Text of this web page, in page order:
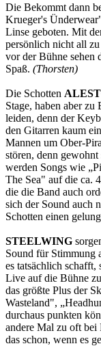
Die Bekommt dann
Krueger's
Linse geboten. Mit
persönlich nicht all
vor der Bühne sehen
Spaß. (Thorsten)
Die Schotten
Stage, haben aber
leiden, denn der
den Gitarren kaum
Mannen um Ober-
stören, denn
werden Songs wie
The Sea" auf die ca.
die die Band auch
sich der Sound auch
Schotten einen
STEELWING
Sound für Stimmung
es tatsächlich schafft,
Live auf die Bühne
das größte Plus der
Wasteland",
durchaus punkten
andere Mal zu oft
das schon, wenn es